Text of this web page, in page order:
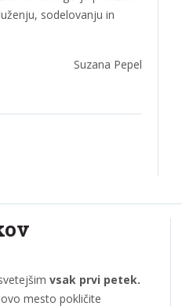
sodelovanju in
Suzana Pepel
vsak prvi petek.
mesto pokličite